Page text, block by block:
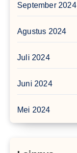
September 2024
Agustus 2024
Juli 2024
Juni 2024
Mei 2024